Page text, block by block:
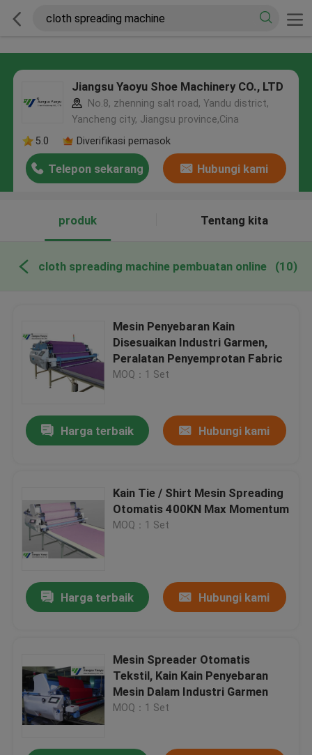
Jiangsu Yaoyu Shoe Machinery CO., LTD
No.8, zhenning salt road, Yandu district,
Yancheng city, Jiangsu province,Cina
5.0
Diverifikasi pemasok
Telepon sekarang Hubungi kami
produk Tentang kita
cloth spreading machine pembuatan online (10)
Mesin Penyebaran Kain
Disesuaikan Industri Garmen,
Peralatan Penyemprotan Fabric
MOQ：1 Set
Harga terbaik Hubungi kami
Kain Tie / Shirt Mesin Spreading
Otomatis 400KN Max Momentum
MOQ：1 Set
Harga terbaik Hubungi kami
Mesin Spreader Otomatis
Tekstil, Kain Kain Penyebaran
Mesin Dalam Industri Garmen
MOQ：1 Set